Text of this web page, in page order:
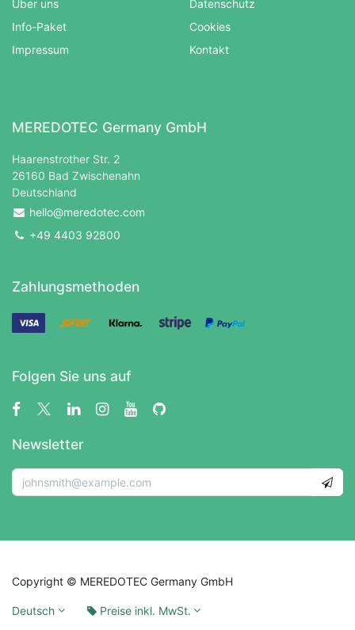
Über uns
Info-Paket
Impressum
Datenschutz
Cookies
Kontakt
MEREDOTEC Germany GmbH
Haarenstrother Str. 2
26160 Bad Zwischenahn
Deutschland
hello@meredotec.com
+49 4403 92800
Zahlungsmethoden
Folgen Sie uns auf
Newsletter
Copyright © MEREDOTEC Germany GmbH
Deutsch Preise inkl. MwSt.